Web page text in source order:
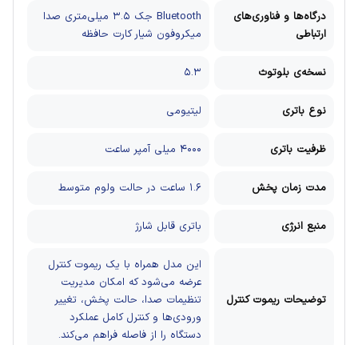
درگاه‌ها و فناوری‌های
ارتباطی
Bluetooth جک ۳.۵ میلی‌متری صدا
میکروفون شیار کارت حافظه
نسخه‌ی بلوتوث ۵.۳
نوع باتری لیتیومی
ظرفیت باتری ۴۰۰۰ میلی آمپر ساعت
مدت زمان پخش ۱.۶ ساعت در حالت ولوم متوسط
منبع انرژی باتری قابل شارژ
توضیحات ریموت کنترل
این مدل همراه با یک ریموت کنترل
عرضه می‌شود که امکان مدیریت
تنظیمات صدا، حالت پخش، تغییر
ورودی‌ها و کنترل کامل عملکرد
دستگاه را از فاصله فراهم می‌کند.